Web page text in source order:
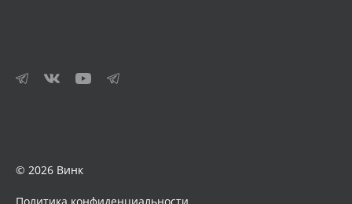
© 2026 Винк